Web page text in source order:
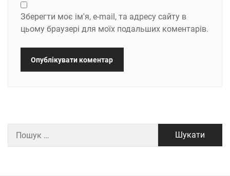
Зберегти моє ім'я, e-mail, та адресу сайту в
цьому браузері для моїх подальших коментарів.